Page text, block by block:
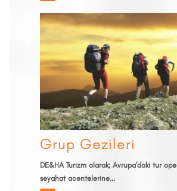
Grup Gezileri
DE&HA Turizm olarak; Avrupa'daki tur
seyahat acentelerine...